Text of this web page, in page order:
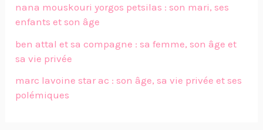
nana mouskouri yorgos petsilas : son mari, ses
enfants et son âge
ben attal et sa compagne : sa femme, son âge et
sa vie privée
marc lavoine star ac : son âge, sa vie privée et ses
polémiques